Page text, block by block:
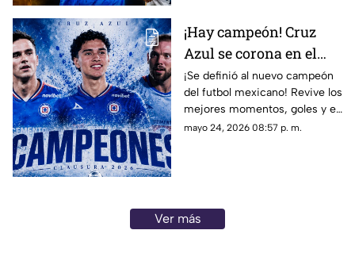
¡Hay campeón! Cruz
Azul se corona en el
Clausura 2026 de la
Liga MX tras vencer a
Pumas
¡Se definió al nuevo campeón
del futbol mexicano! Revive los
mejores momentos, goles y el
resumen de la Final de Vuelta
mayo 24, 2026 08:57 p. m.
Ver más